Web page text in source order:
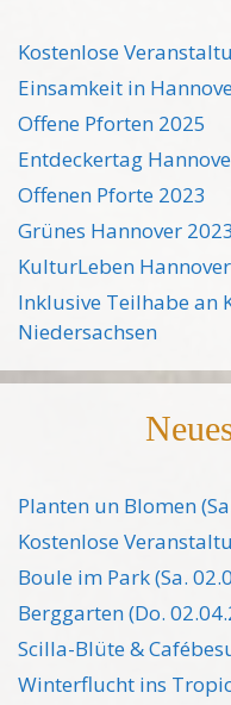
Kostenlose
Einsamkeit in
Offene Pforten 2025
Entdeckertag
Offenen Pforte 2023
Grünes Hannover 2023
KulturLeben Hannover
Inklusive Teilhabe an
Niedersachsen
Planten un Blomen
Kostenlose
Boule im Park (Sa.
Berggarten (Do.
Scilla-Blüte &
Winterflucht ins